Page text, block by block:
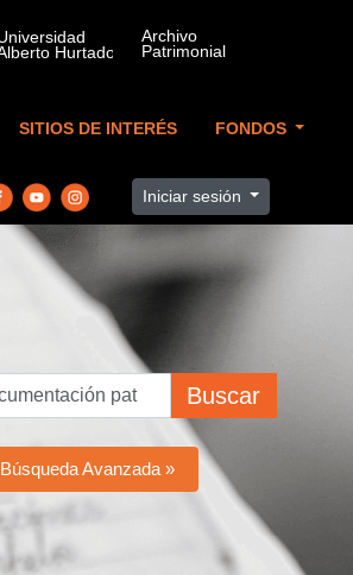
SITIOS DE INTERÉS FONDOS
Iniciar sesión
Buscar
Búsqueda Avanzada »